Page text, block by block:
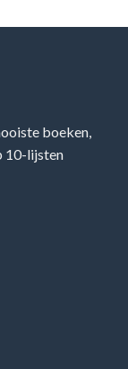
boeken,
10-lijsten